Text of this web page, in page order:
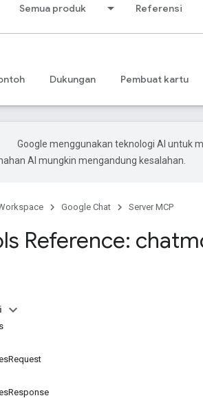
Semua produk Referensi
Dukungan Pembuat kartu
Google menggunakan teknologi AI untuk
AI mungkin mengandung kesalahan.
Google Chat Server MCP
Reference: